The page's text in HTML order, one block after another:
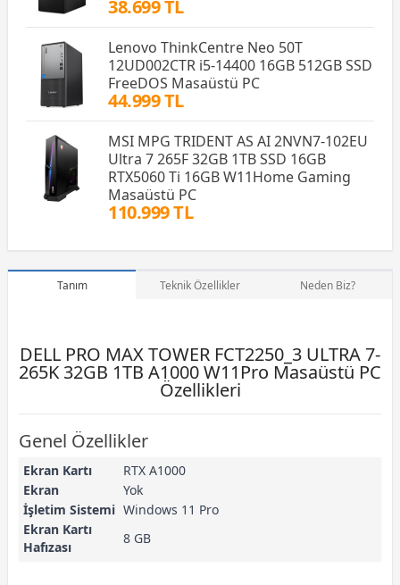
38.699 TL
Lenovo ThinkCentre Neo 50T
12UD002CTR i5-14400 16GB 512GB SSD
FreeDOS Masaüstü PC
44.999 TL
MSI MPG TRIDENT AS AI 2NVN7-102EU
Ultra 7 265F 32GB 1TB SSD 16GB
RTX5060 Ti 16GB W11Home Gaming
Masaüstü PC
110.999 TL
Tanım Teknik Özellikler Neden Biz?
DELL PRO MAX TOWER FCT2250_3 ULTRA 7-
265K 32GB 1TB A1000 W11Pro Masaüstü PC
Özellikleri
Genel Özellikler
Ekran Kartı
RTX A1000
Ekran
Yok
İşletim Sistemi Windows 11 Pro
Ekran Kartı
Hafızası
8 GB